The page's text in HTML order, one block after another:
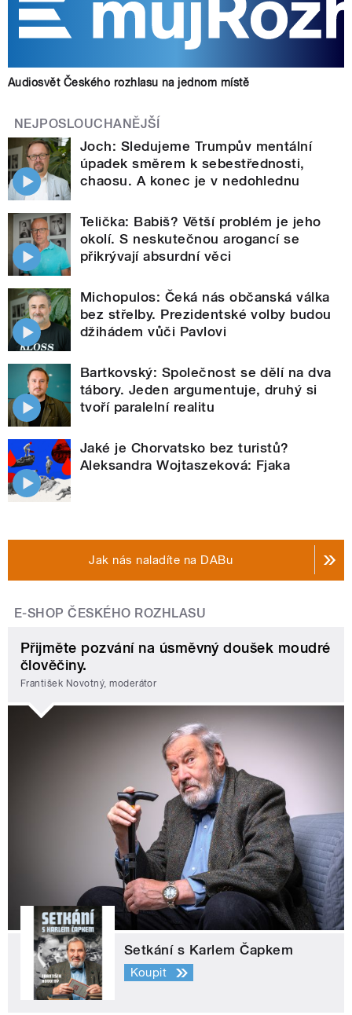
Audiosvět Českého rozhlasu na jednom místě
NEJPOSLOUCHANĚJŠÍ
Joch: Sledujeme Trumpův mentální
úpadek směrem k sebestřednosti,
chaosu. A konec je v nedohlednu
Telička: Babiš? Větší problém je jeho
okolí. S neskutečnou arogancí se
přikrývají absurdní věci
Michopulos: Čeká nás občanská válka
bez střelby. Prezidentské volby budou
džihádem vůči Pavlovi
Bartkovský: Společnost se dělí na dva
tábory. Jeden argumentuje, druhý si
tvoří paralelní realitu
Jaké je Chorvatsko bez turistů?
Aleksandra Wojtaszeková: Fjaka
Jak nás naladíte na DABu
E-SHOP ČESKÉHO ROZHLASU
Přijměte pozvání na úsměvný doušek moudré
člověčiny.
František Novotný, moderátor
Setkání s Karlem Čapkem
Koupit